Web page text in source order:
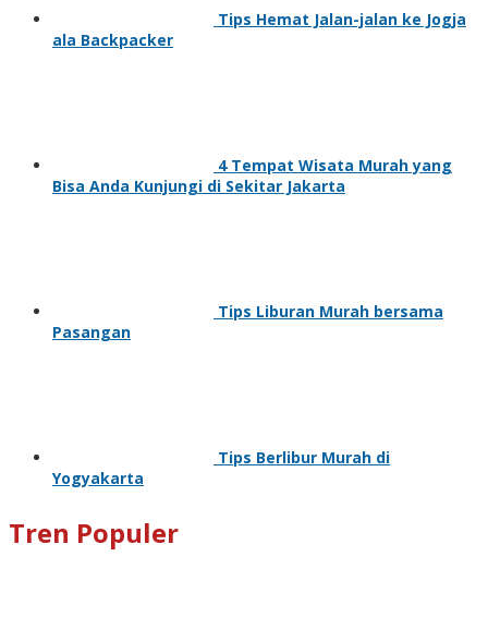
Tips Hemat Jalan-jalan ke Jogja
ala Backpacker
4 Tempat Wisata Murah yang
Bisa Anda Kunjungi di Sekitar Jakarta
Tips Liburan Murah bersama
Pasangan
Tips Berlibur Murah di
Yogyakarta
Tren Populer